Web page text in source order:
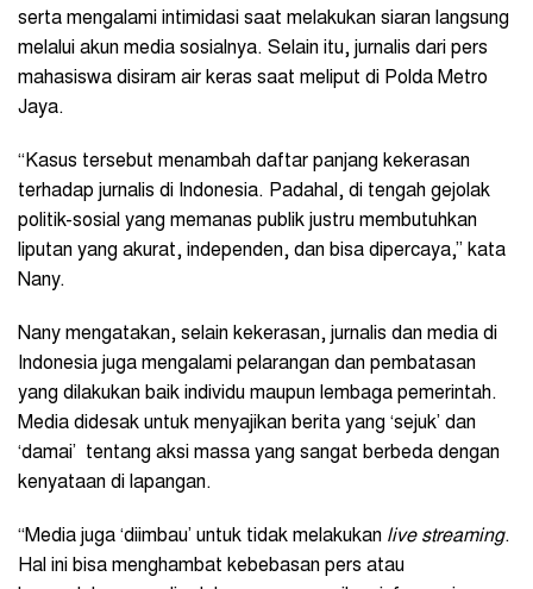
serta mengalami intimidasi saat melakukan siaran langsung
melalui akun media sosialnya. Selain itu, jurnalis dari pers
mahasiswa disiram air keras saat meliput di Polda Metro
Jaya.
“Kasus tersebut menambah daftar panjang kekerasan
terhadap jurnalis di Indonesia. Padahal, di tengah gejolak
politik-sosial yang memanas publik justru membutuhkan
liputan yang akurat, independen, dan bisa dipercaya,” kata
Nany.
Nany mengatakan, selain kekerasan, jurnalis dan media di
Indonesia juga mengalami pelarangan dan pembatasan
yang dilakukan baik individu maupun lembaga pemerintah.
Media didesak untuk menyajikan berita yang ‘sejuk’ dan
‘damai’ tentang aksi massa yang sangat berbeda dengan
kenyataan di lapangan.
“Media juga ‘diimbau’ untuk tidak melakukan live streaming.
Hal ini bisa menghambat kebebasan pers atau